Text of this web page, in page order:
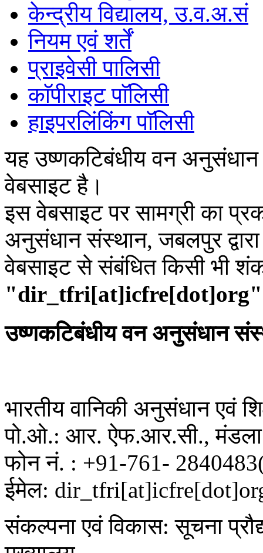
केन्द्रीय विद्यालय, उ.व.अ.सं
नियम एवं शर्तें
प्राइवेसी पालिसी
काॅपीराइट पाॅलिसी
हाइपरलिंकिंग पाॅलिसी
यह उष्णकटिबंधीय वन
वेबसाइट है।
इस वेबसाइट पर सामग्री का
अनुसंधान संस्थान, जबलपुर
वेबसाइट से संबंधित किसी भी
"dir_tfri[at]icfre[dot]org"
उष्णकटिबंधीय वन अनुसंधान
भारतीय वानिकी अनुसंधान एवं
पो.ओ.: आर. ऐफ.आर.सी., मंडला
फोन नं. : +91-761-
ईमेल:
संकल्पना एवं विकास: सूचना